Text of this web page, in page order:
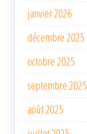
janvier 2026
décembre 2025
octobre 2025
septembre 2025
août 2025